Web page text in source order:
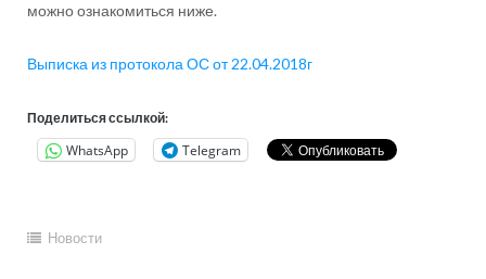
можно ознакомиться ниже.
Выписка из протокола ОС от 22.04.2018г
Поделиться ссылкой:
WhatsApp Telegram
Новости